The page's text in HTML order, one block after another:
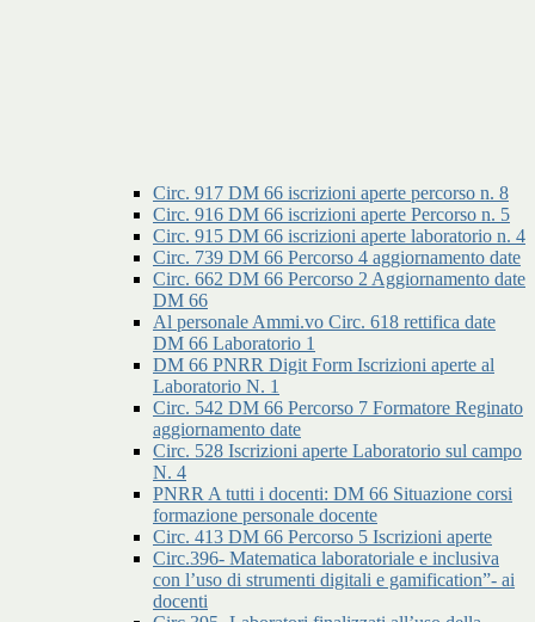
Circ. 917 DM 66 iscrizioni aperte percorso n. 8
Circ. 916 DM 66 iscrizioni aperte Percorso n. 5
Circ. 915 DM 66 iscrizioni aperte laboratorio n. 4
Circ. 739 DM 66 Percorso 4 aggiornamento date
Circ. 662 DM 66 Percorso 2 Aggiornamento date
DM 66
Al personale Ammi.vo Circ. 618 rettifica date
DM 66 Laboratorio 1
DM 66 PNRR Digit Form Iscrizioni aperte al
Laboratorio N. 1
Circ. 542 DM 66 Percorso 7 Formatore Reginato
aggiornamento date
Circ. 528 Iscrizioni aperte Laboratorio sul campo
N. 4
PNRR A tutti i docenti: DM 66 Situazione corsi
formazione personale docente
Circ. 413 DM 66 Percorso 5 Iscrizioni aperte
Circ.396- Matematica laboratoriale e inclusiva
con l’uso di strumenti digitali e gamification”- ai
docenti